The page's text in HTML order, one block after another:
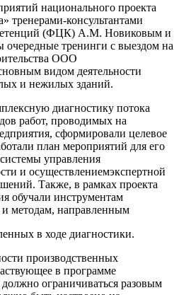
национального проекта
тренерами-консультантами
(ФЦК) А.М. Новиковым и
тренинги с выездом на
ООО
видом деятельности
и нежилых зданий.
диагностику потока
работ, проводимых на
сформировали целевое
план мероприятий для его
управления
и осуществлениемэкспертной
Также, в рамках проекта
обучали инструментам
и методам, направленным
в ходе диагностики.
производственных
в программе
ограничиваться разовым